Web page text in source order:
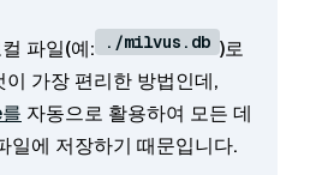
파일(예: ./milvus.db )로
이 가장 편리한 방법인데,
자동으로 활용하여 모든 데
일에 저장하기 때문입니다.